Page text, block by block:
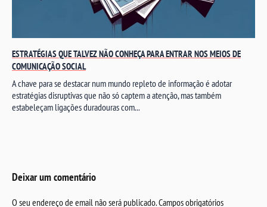
ESTRATÉGIAS QUE TALVEZ NÃO CONHEÇA PARA ENTRAR NOS MEIOS DE
COMUNICAÇÃO SOCIAL
A chave para se destacar num mundo repleto de informação é adotar
estratégias disruptivas que não só captem a atenção, mas também
estabeleçam ligações duradouras com...
Deixar um comentário
O seu endereço de email não será publicado.Campos obrigatórios